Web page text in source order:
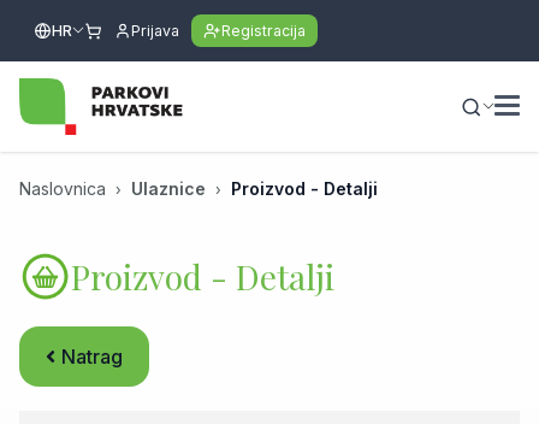
HR Prijava Registracija
Naslovnica Ulaznice Proizvod - Detalji
Proizvod - Detalji
Natrag